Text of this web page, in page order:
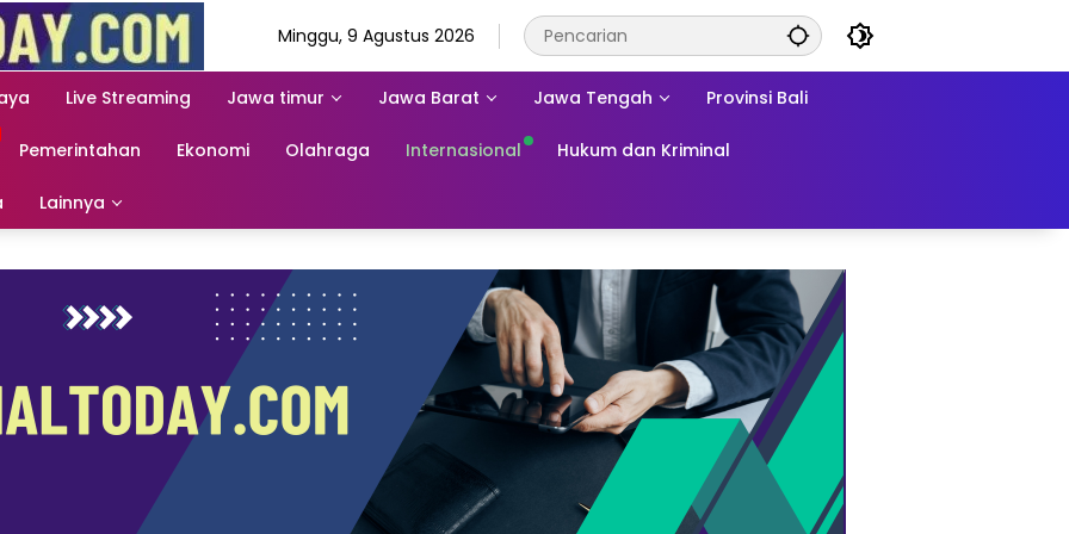
Minggu, 9 Agustus 2026
Live Streaming Jawa timur Jawa Barat Jawa Tengah Provinsi Bali
Pemerintahan Ekonomi Olahraga Internasional Hukum dan Kriminal
Lainnya